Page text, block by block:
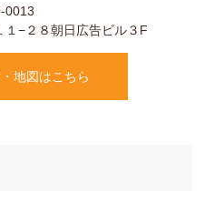
0013
１−２８朝日広告ビル３F
地図はこちら